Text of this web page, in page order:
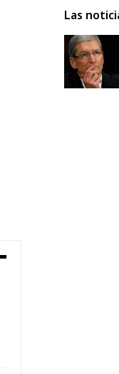
Las